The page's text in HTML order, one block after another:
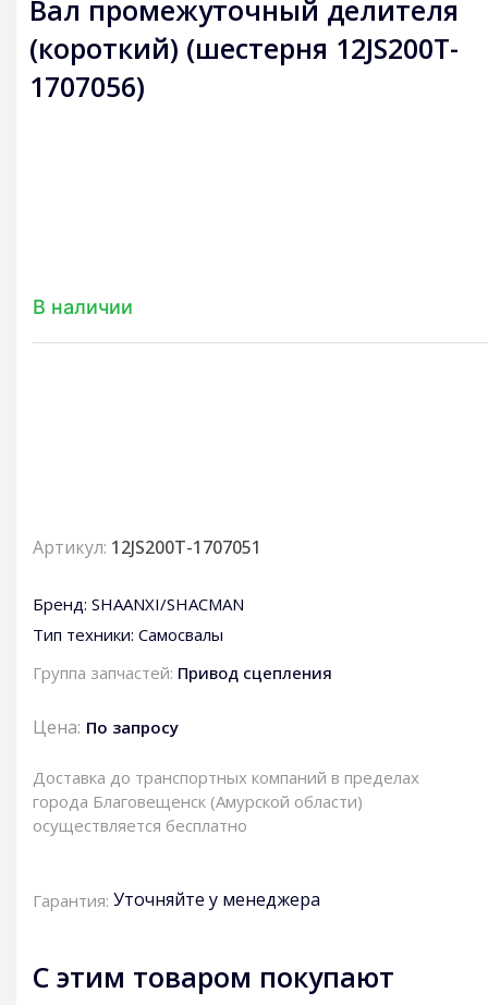
Вал промежуточный делителя
(короткий) (шестерня 12JS200T-
1707056)
В наличии
Артикул: 12JS200T-1707051
Бренд: SHAANXI/SHACMAN
Тип техники: Самосвалы
Группа запчастей: Привод сцепления
Цена: По запросу
Доставка до транспортных компаний в пределах
города Благовещенск (Амурской области)
осуществляется бесплатно
Гарантия: Уточняйте у менеджера
С этим товаром покупают